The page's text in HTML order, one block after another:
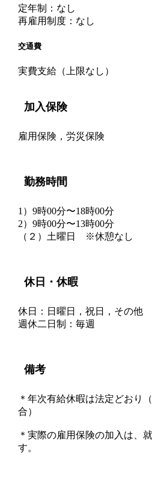
定年制：なし
再雇用制度：なし
交通費
実費支給（上限なし）
加入保険
雇用保険，労災保険
勤務時間
1）9時00分〜18時00分
2）9時00分〜13時00分
（２）土曜日 ※休憩なし
休日・休暇
休日：日曜日，祝日，その他
週休二日制：毎週
備考
＊年次有給休暇は法定どおり
合）
＊実際の雇用保険の加入は、
す。